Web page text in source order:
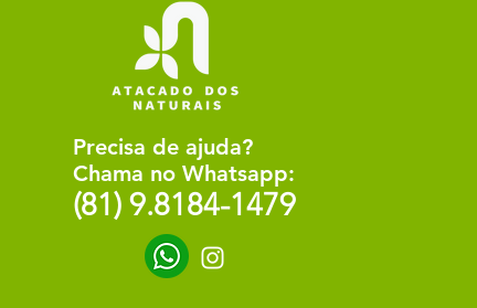
Precisa de ajuda?
Chama no Whatsapp:
(81) 9.8184-1479